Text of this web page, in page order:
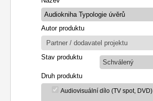
Autor produktu
Stav produktu
Schválený
Druh produktu
Audiovisuální dílo (TV spot, DVD)